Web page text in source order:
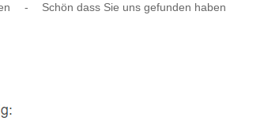
- Schön dass Sie uns gefunden haben